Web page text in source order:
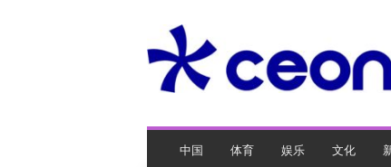
O
游
中国 体育 娱乐 文化